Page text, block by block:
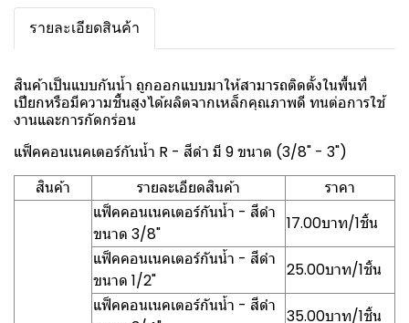
รายละเอียดสินค้า
สินค้าเป็นแบบกันน้ำ ถูกออกแบบมาให้สามารถติดตั้งในพื้นที่
เปียกหรือมีความชื้นสูงได้ผลิตจากเหล็กคุณภาพดี ทนต่อการใช้
งานและการกัดกร่อน
แฟ็คคอนเนคเตอร์กันน้ำ R - สีดำ มี 9 ขนาด (3/8" - 3")
สินค้า
รายละเอียดสินค้า
ราคา
แฟ็คคอนเนคเตอร์กันน้ำ - สีดำ
ขนาด 3/8"
17.00บาท/1ชิ้น
แฟ็คคอนเนคเตอร์กันน้ำ - สีดำ
ขนาด 1/2"
25.00บาท/1ชิ้น
แฟ็คคอนเนคเตอร์กันน้ำ - สีดำ
35.00บาท/1ชิ้น